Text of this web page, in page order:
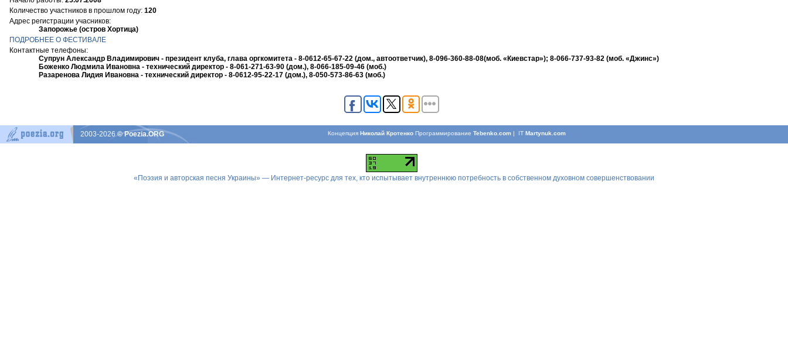
Количество участников в прошлом году: 120
Адрес регистрации учасников:
Запорожье (остров Хортица)
ПОДРОБНЕЕ О ФЕСТИВАЛЕ
Контактные телефоны:
Супрун Александр Владимирович - президент клуба, глава оргкомитета - 8-0612-65-67-22 (дом., автоответчик), 8-096-360-88-08(моб. «Киевстар»); 8-066-737-93-82 (моб. «Джинс»)
Боженко Людмила Ивановна - технический директор - 8-061-271-63-90 (дом.), 8-066-185-09-46 (моб.)
Разаренова Лидия Ивановна - технический директор - 8-0612-95-22-17 (дом.), 8-050-573-86-63 (моб.)
КонцепцияНиколай Кротенко ПрограммированиеTebenko.com | ITMartynuk.com
2003-2026© Poezia.ORG
«Поэзия и авторская песня Украины» — Интернет-ресурс для тех, кто испытывает внутреннюю потребность в собственном духовном совершенствовании